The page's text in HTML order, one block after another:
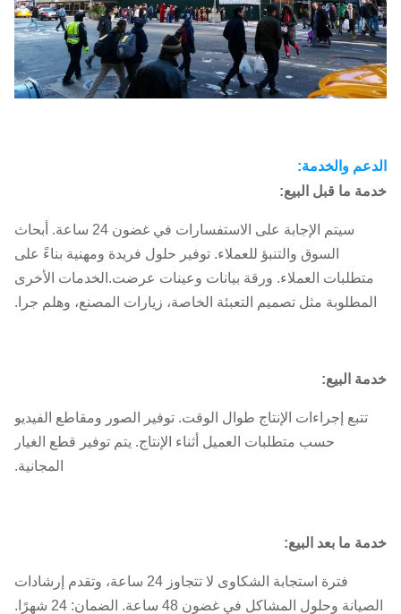
الدعم والخدمة:
خدمة ما قبل البيع:
سيتم الإجابة على الاستفسارات في غضون 24 ساعة. أبحاث
السوق والتنبؤ للعملاء. توفير حلول فريدة ومهنية بناءً على
متطلبات العملاء. ورقة بيانات وعينات عرضت.الخدمات الأخرى
المطلوبة مثل تصميم التعبئة الخاصة، زيارات المصنع، وهلم جرا.
خدمة البيع:
تتبع إجراءات الإنتاج طوال الوقت. توفير الصور ومقاطع الفيديو
حسب متطلبات العميل أثناء الإنتاج. يتم توفير قطع الغيار
المجانية.
خدمة ما بعد البيع:
فترة استجابة الشكاوى لا تتجاوز 24 ساعة، وتقدم إرشادات
الصيانة وحلول المشاكل في غضون 48 ساعة. الضمان: 24 شهرًا.